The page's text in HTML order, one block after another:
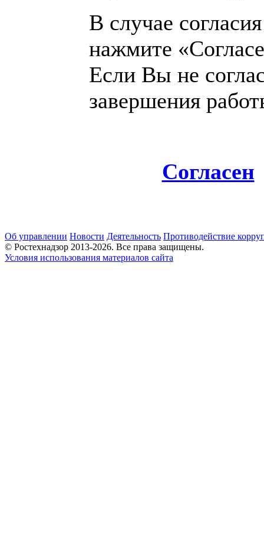
В случае
нажмите
Если Вы не
завершения
Согласен
Об управлении Новости Деятельность Противодействие
© Ростехнадзор 2013-2026. Все права защищены.
Условия использования материалов сайта